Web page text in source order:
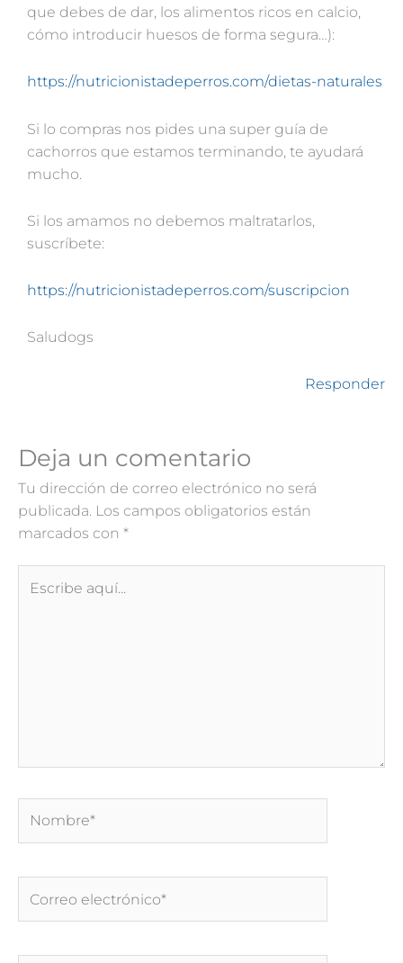
que debes de dar, los alimentos ricos en calcio,
cómo introducir huesos de forma segura…):
https://nutricionistadeperros.com/dietas-naturales
Si lo compras nos pides una super guía de
cachorros que estamos terminando, te ayudará
mucho.
Si los amamos no debemos maltratarlos,
suscríbete:
https://nutricionistadeperros.com/suscripcion
Saludogs
Responder
Deja un comentario
Tu dirección de correo electrónico no será
publicada. Los campos obligatorios están
marcados con *
aquí...
electrónico*